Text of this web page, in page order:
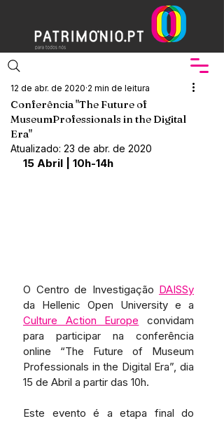
Conferência "The Future of
MuseumProfessionals in the Digital
Era"
12 de abr. de 2020 2 min de leitura
Atualizado: 23 de abr. de 2020
15 Abril | 10h-14h
O Centro de Investigação DAISSy
Culture Action Europe convidam
para participar na conferência
online “The Future of Museum
Professionals in the Digital Era”, dia
15 de Abril a partir das 10h.
Este evento é a etapa final do